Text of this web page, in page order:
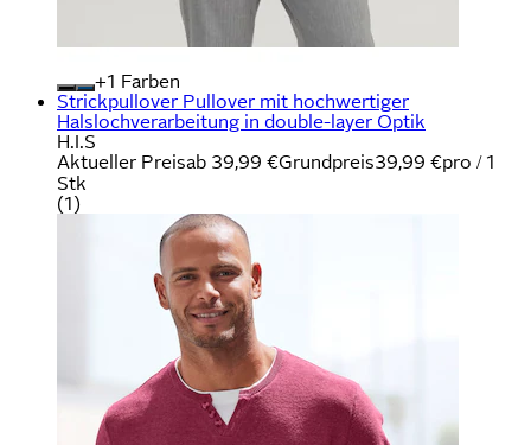
+
Farben
Strickpullover Pullover mit hochwertiger
Halslochverarbeitung in double-layer Optik
H.I.S
Aktueller Preisab 39,99 €Grundpreis39,99 €pro / 1
Stk
(1)